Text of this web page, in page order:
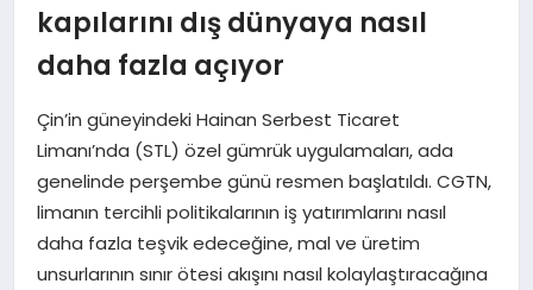
MAGAZIN
kapılarını dış dünyaya nasıl
daha fazla açıyor
Çin’in güneyindeki Hainan Serbest Ticaret
Limanı’nda (STL) özel gümrük uygulamaları, ada
genelinde perşembe günü resmen başlatıldı. CGTN,
limanın tercihli politikalarının iş yatırımlarını nasıl
daha fazla teşvik edeceğine, mal ve üretim
unsurlarının sınır ötesi akışını nasıl kolaylaştıracağına